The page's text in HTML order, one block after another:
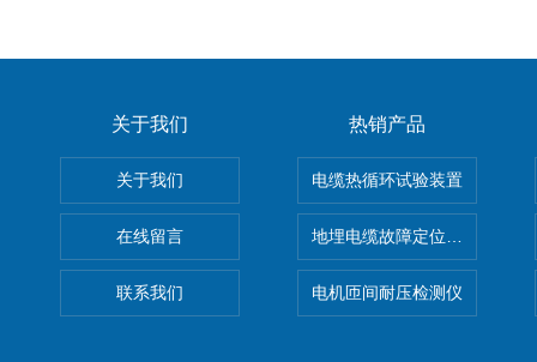
关于我们
关于我们
在线留言
联系我们
热销产品
电缆热循环试验装置
地埋电缆故障定位仪 地下电
电机匝间耐压检测仪